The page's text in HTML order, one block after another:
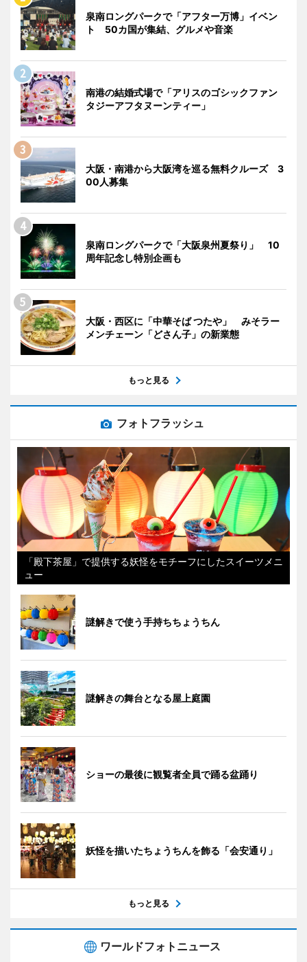
泉南ロングパークで「アフター万博」イベン
ト 50カ国が集結、グルメや音楽
南港の結婚式場で「アリスのゴシックファン
タジーアフタヌーンティー」
大阪・南港から大阪湾を巡る無料クルーズ 3
00人募集
泉南ロングパークで「大阪泉州夏祭り」 10
周年記念し特別企画も
大阪・西区に「中華そば つたや」 みそラー
メンチェーン「どさん子」の新業態
もっと見る
フォトフラッシュ
「殿下茶屋」で提供する妖怪をモチーフにしたスイーツメニ
ュー
謎解きで使う手持ちちょうちん
謎解きの舞台となる屋上庭園
ショーの最後に観覧者全員で踊る盆踊り
妖怪を描いたちょうちんを飾る「会安通り」
もっと見る
ワールドフォトニュース